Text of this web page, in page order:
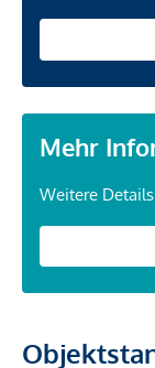
Mehr
Weitere